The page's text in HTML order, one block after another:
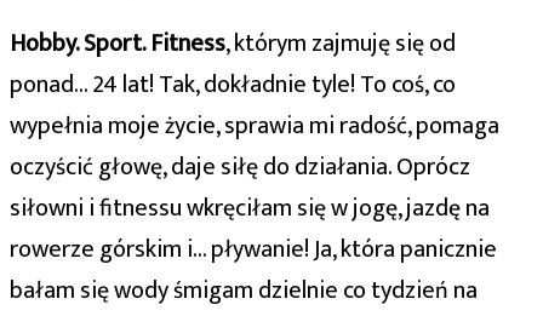
Hobby. Sport. Fitness, którym zajmuję się od
ponad… 24 lat! Tak, dokładnie tyle! To coś, co
wypełnia moje życie, sprawia mi radość, pomaga
oczyścić głowę, daje siłę do działania. Oprócz
siłowni i fitnessu wkręciłam się w jogę, jazdę na
rowerze górskim i… pływanie! Ja, która panicznie
bałam się wody śmigam dzielnie co tydzień na